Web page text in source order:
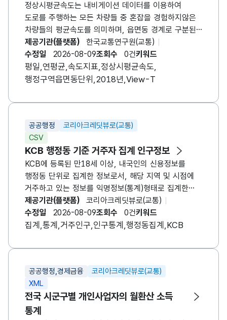
정상시평균속도는 내비게이션 데이터를 이용하여
도로를 주행하는 모든 차량들 중 혼잡을 경험하지않은
차량들의 평균속도를 의미하며, 읍면동 경계로 구분된
데이터로 단위는 km/h
제공기관(플랫폼)
한국교통연구원(교통)
수정일
2026-08-09조회수 0건키워드
평일,연평균,속도지표,정상시평균속도,
행정구역읍면동단위,2018년,View-T
공공행정
코리아크레딧뷰로(교통)
CSV
KCB 행정동 기준 거주자 집계 인구정보
KCB에 등록된 만18세 이상, 내국인의 신용정보를
행정동 단위로 집계한 정보로서, 해당 지역 및 시점에
거주하고 있는 정보를 익명정보(통계)형태로 집계한
데이터입니다.
제공기관(플랫폼)
코리아크레딧뷰로(교통)
수정일
2026-08-09조회수 0건키워드
집계,통계,거주인구,인구통계,행정동집계,KCB
공공행정,경제금융
코리아크레딧뷰로(교통)
XML
전국 시군구별 개인사업자의 월환산 소득
통계